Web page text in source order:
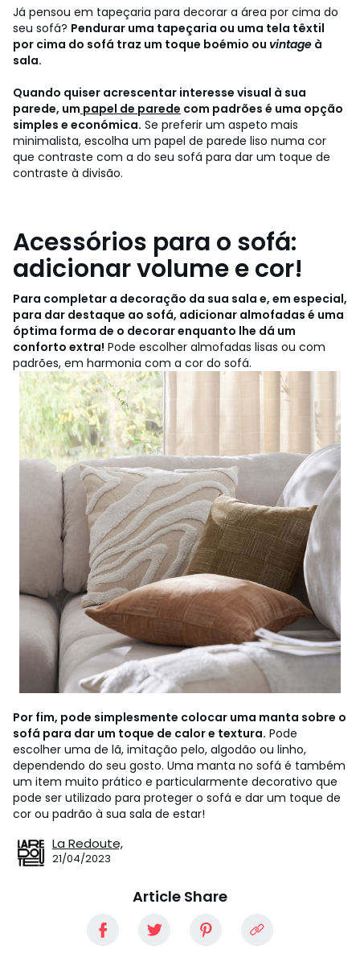
Já pensou em tapeçaria para decorar a área por cima do
seu sofá? Pendurar uma tapeçaria ou uma tela têxtil
por cima do sofá traz um toque boémio ou vintage à
sala.
Quando quiser acrescentar interesse visual à sua
parede, um papel de parede com padrões é uma opção
simples e económica. Se preferir um aspeto mais
minimalista, escolha um papel de parede liso numa cor
que contraste com a do seu sofá para dar um toque de
contraste à divisão.
Acessórios para o sofá:
adicionar volume e cor!
Para completar a decoração da sua sala e, em especial,
para dar destaque ao sofá, adicionar almofadas é uma
óptima forma de o decorar enquanto lhe dá um
conforto extra! Pode escolher almofadas lisas ou com
padrões, em harmonia com a cor do sofá.
Por fim, pode simplesmente colocar uma manta sobre o
sofá para dar um toque de calor e textura. Pode
escolher uma de lã, imitação pelo, algodão ou linho,
dependendo do seu gosto. Uma manta no sofá é também
um item muito prático e particularmente decorativo que
pode ser utilizado para proteger o sofá e dar um toque de
cor ou padrão à sua sala de estar!
La Redoute,
21/04/2023
Article Share